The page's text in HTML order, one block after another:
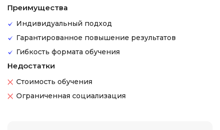
Преимущества
Индивидуальный подход
Гарантированное повышение результатов
Гибкость формата обучения
Недостатки
Стоимость обучения
Ограниченная социализация